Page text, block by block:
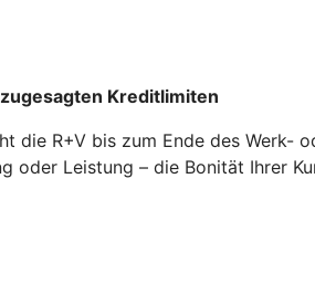
Kreditlimiten
die R+V bis zum Ende des Werk-
oder Leistung – die Bonität Ihrer